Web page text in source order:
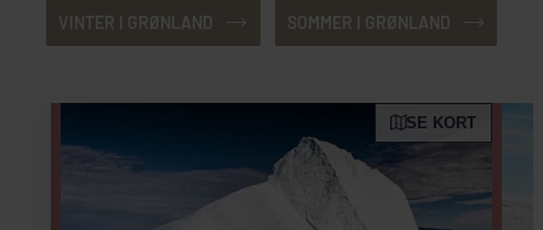
VINTER I GRØNLAND SOMMER I GRØNLAND
SE KORT